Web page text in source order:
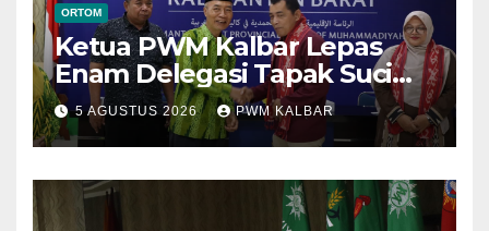
ORTOM
Ketua PWM Kalbar Lepas
Enam Delegasi Tapak Suci
Menuju Muktamar XVI di
Semarang
5 AGUSTUS 2026 PWM KALBAR